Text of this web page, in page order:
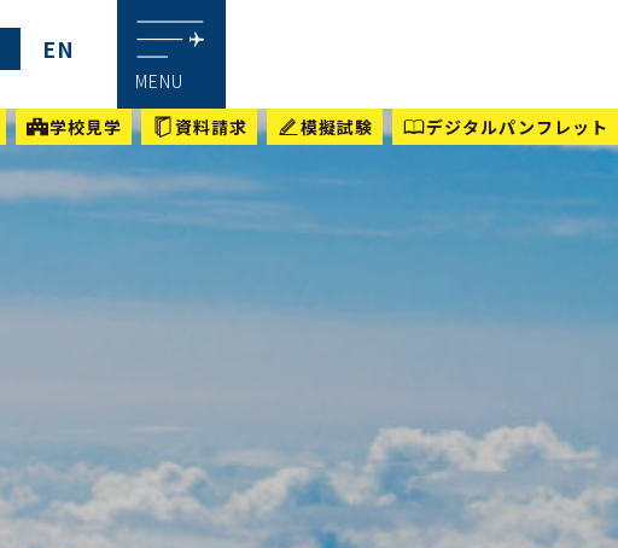
EN
MENU
学校見学 資料請求 模擬試験 デジタルパンフレット